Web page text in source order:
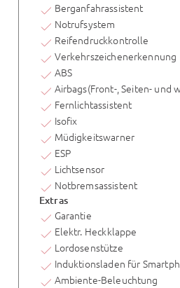
Berganfahrassistent
Notrufsystem
Reifendruckkontrolle
Verkehrszeichenerkennung
ABS
Airbags(Front-, Seiten- und
Fernlichtassistent
Isofix
Müdigkeitswarner
ESP
Lichtsensor
Notbremsassistent
Extras
Garantie
Elektr. Heckklappe
Lordosenstütze
Induktionsladen für
Ambiente-Beleuchtung